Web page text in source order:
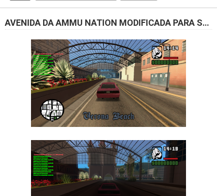
AVENIDA DA AMMU NATION MODIFICADA PARA SEU SERVIDOR